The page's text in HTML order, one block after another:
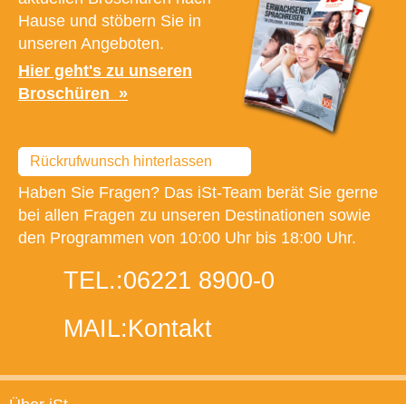
Hause und stöbern Sie in
unseren Angeboten.
Hier geht's zu unseren
Broschüren
Rückrufwunsch hinterlassen
Haben Sie Fragen? Das iSt-Team berät Sie gerne
bei allen Fragen zu unseren Destinationen sowie
den Programmen von 10:00 Uhr bis 18:00 Uhr.
TEL.:06221 8900-0
MAIL:Kontakt